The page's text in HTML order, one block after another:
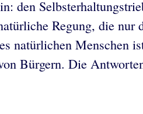
den
Regung, die nur
natürlichen Menschen
Bürgern. Die